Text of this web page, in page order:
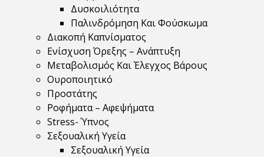
Δυσκοιλιότητα
Παλινδρόμηση Και Φούσκωμα
Διακοπή Καπνίσματος
Ενίσχυση Όρεξης – Ανάπτυξη
Μεταβολισμός Και Έλεγχος Βάρους
Ουροποιητικό
Προστάτης
Ροφήματα – Αφεψήματα
Stress- Ύπνος
Σεξουαλική Υγεία
Σεξουαλική Υγεία